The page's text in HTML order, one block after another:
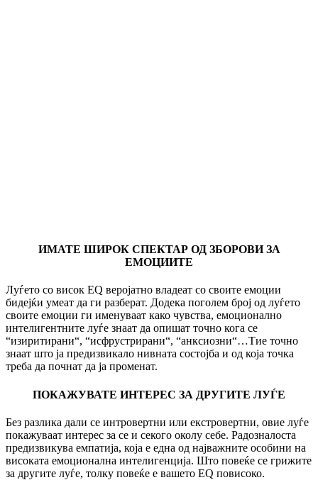
ИМАТЕ ШИРОК СПЕКТАР ОД ЗБОРОВИ ЗА
ЕМОЦИИТЕ
Луѓето со висок EQ веројатно владеат со своите емоции
бидејќи умеат да ги разберат. Додека поголем број од луѓето
своите емоции ги именуваат како чувства, емоционално
интелигентните луѓе знаат да опишат точно кога се
“изиритирани“, “исфрустрирани“, “анксиозни“…Тие точно
знаат што ја предизвикало нивната состојба и од која точка
треба да почнат да ја променат.
ПОКАЖУВАТЕ ИНТЕРЕС ЗА ДРУГИТЕ ЛУЃЕ
Без разлика дали се интровертни или екстровертни, овие луѓе
покажуваат интерес за се и секого околу себе. Радозналоста
предизвикува емпатија, која е една од најважните особини на
високата емоционална интелигенција. Што повеќе се грижите
за другите луѓе, толку повеќе е вашето EQ повисоко.